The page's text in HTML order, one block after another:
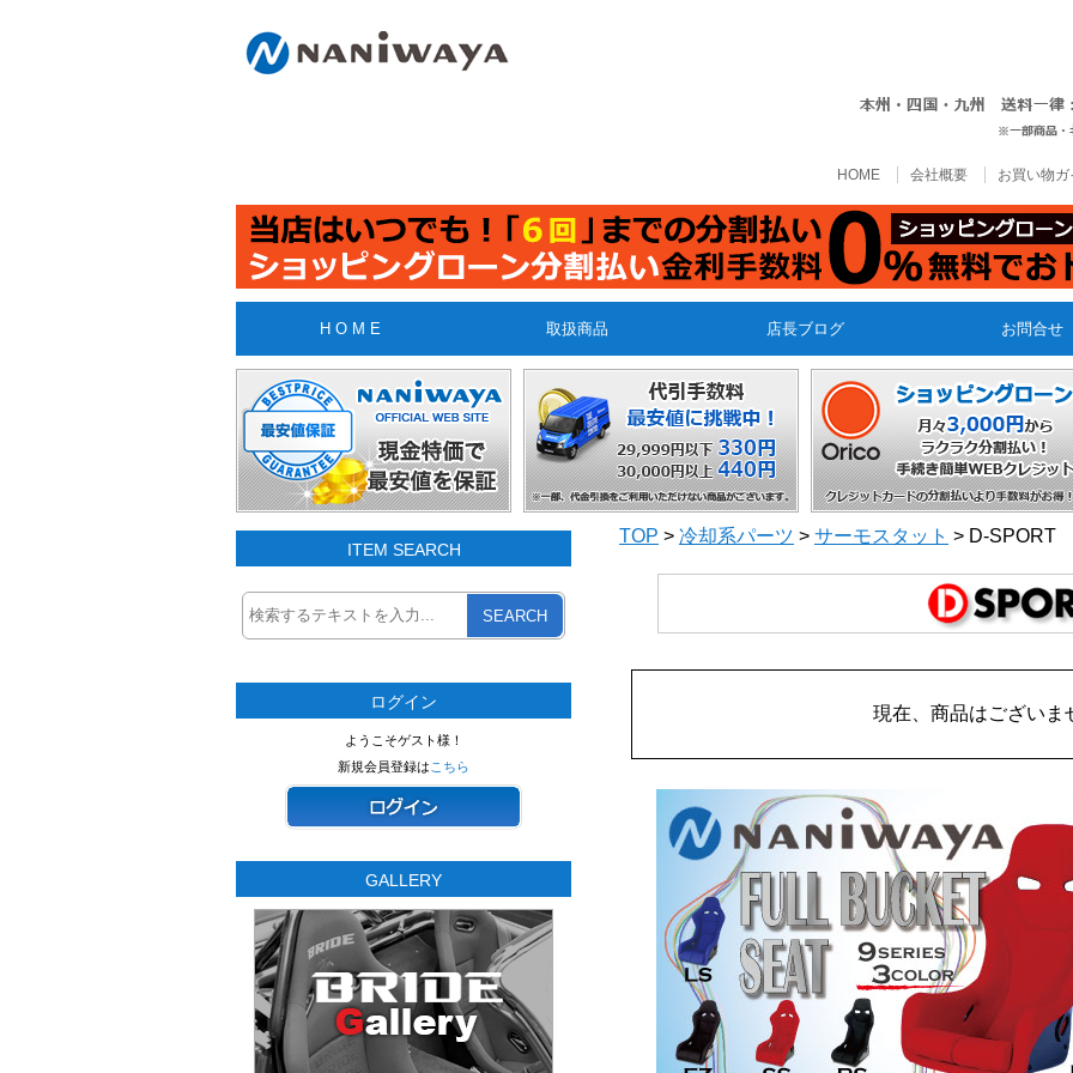
HOME 会社概要 お買い物ガ
H O M E 取扱商品 店長ブログ お問合せ
ITEM SEARCH
SEARCH
ログイン
ようこそゲスト様！
新規会員登録は こちら
GALLERY
TOP > 冷却系パーツ > サーモスタット > D-SPORT
現在、商品はございま